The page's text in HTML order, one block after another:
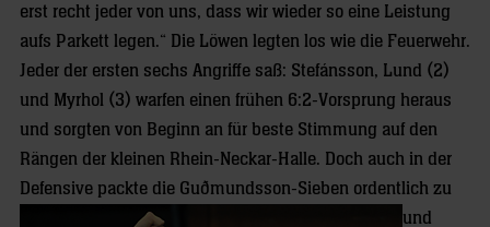
erst recht jeder von uns, dass wir wieder so eine Leistung
aufs Parkett legen.“ Die Löwen legten los wie die Feuerwehr.
Jeder der ersten sechs Angriffe saß: Stefánsson, Lund (2)
und Myrhol (3) warfen einen frühen 6:2-Vorsprung heraus
und sorgten von Beginn an für beste Stimmung auf den
Rängen der kleinen Rhein-Neckar-Halle. Doch auch in der
Defensive packte die Guðmundsson-Sieben ordentlich zu
und